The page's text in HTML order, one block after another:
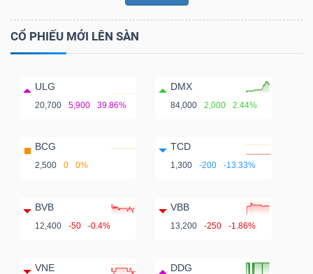
CỔ PHIẾU MỚI LÊN SÀN
ULG
20,700 5,900 39.86%
DMX
84,000 2,000 2.44%
BCG
2,500 0 0%
TCD
1,300 -200 -13.33%
BVB
12,400 -50 -0.4%
VBB
13,200 -250 -1.86%
VNE DDG